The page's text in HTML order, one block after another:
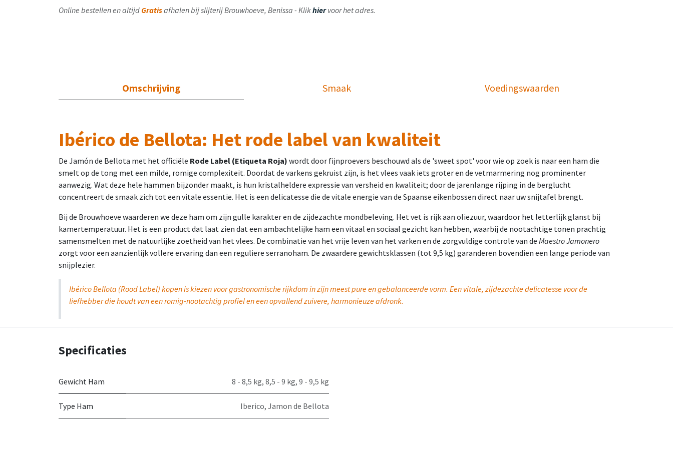
Online bestellen en altijd Gratisafhalen bij slijterij Brouwhoeve, Benissa - Klikhiervoor het adres.
Omschrijving Smaak Voedingswaarden
Ibérico de Bellota: Het rode label van kwaliteit
De Jamón de Bellota met het officiële Rode Label (Etiqueta Roja) wordt door fijnproevers beschouwd als de 'sweet spot' voor wie op zoek is naar een ham die
smelt op de tong met een milde, romige complexiteit. Doordat de varkens gekruist zijn, is het vlees vaak iets groter en de vetmarmering nog prominenter
aanwezig. Wat deze hele hammen bijzonder maakt, is hun kristalheldere expressie van versheid en kwaliteit; door de jarenlange rijping in de berglucht
concentreert de smaak zich tot een vitale essentie. Het is een delicatesse die de vitale energie van de Spaanse eikenbossen direct naar uw snijtafel brengt.
Bij de Brouwhoeve waarderen we deze ham om zijn gulle karakter en de zijdezachte mondbeleving. Het vet is rijk aan oliezuur, waardoor het letterlijk glanst bij
kamertemperatuur. Het is een product dat laat zien dat een ambachtelijke ham een vitaal en sociaal gezicht kan hebben, waarbij de nootachtige tonen prachtig
samensmelten met de natuurlijke zoetheid van het vlees. De combinatie van het vrije leven van het varken en de zorgvuldige controle van de Maestro Jamonero
zorgt voor een aanzienlijk vollere ervaring dan een reguliere serranoham. De zwaardere gewichtsklassen (tot 9,5 kg) garanderen bovendien een lange periode van
snijplezier.
Ibérico Bellota (Rood Label) kopen is kiezen voor gastronomische rijkdom in zijn meest pure en gebalanceerde vorm. Een vitale, zijdezachte delicatesse voor de
liefhebber die houdt van een romig-nootachtig profiel en een opvallend zuivere, harmonieuze afdronk.
Specificaties
Gewicht Ham 8 - 8,5 kg, 8,5 - 9 kg, 9 - 9,5 kg
Type Ham Iberico, Jamon de Bellota